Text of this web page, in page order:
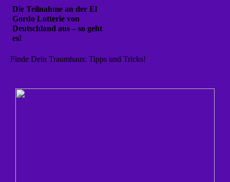
Die Teilnahme an der El
Gordo Lotterie von
Deutschland aus – so geht
es!
Finde Dein Traumhaus: Tipps und Tricks!